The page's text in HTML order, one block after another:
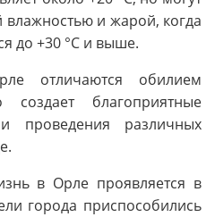
и жарой, когда
до +30 °C и выше.
отличаются обилием
благоприятные
проведения различных
в Орле проявляется в
города приспособились